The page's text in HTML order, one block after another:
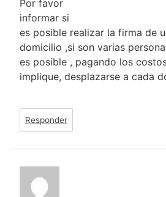
Por favor
informar si
es posible realizar la firma de
domicilio ,si son varias
es posible , pagando los
implique, desplazarse a cada
Responder